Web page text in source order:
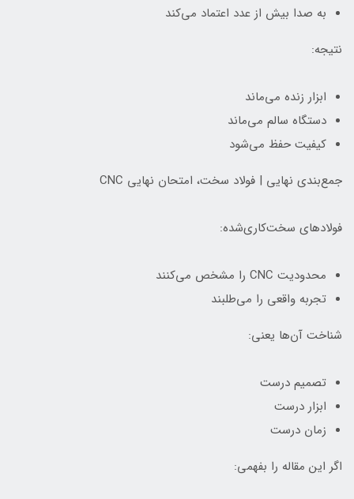
به صدا بیش از عدد اعتماد می‌کند
نتیجه:
ابزار زنده می‌ماند
دستگاه سالم می‌ماند
کیفیت حفظ می‌شود
جمع‌بندی نهایی | فولاد سخت، امتحان نهایی CNC
فولادهای سخت‌کاری‌شده:
محدودیت CNC را مشخص می‌کنند
تجربه واقعی را می‌طلبند
شناخت آن‌ها یعنی:
تصمیم درست
ابزار درست
زمان درست
اگر این مقاله را بفهمی: